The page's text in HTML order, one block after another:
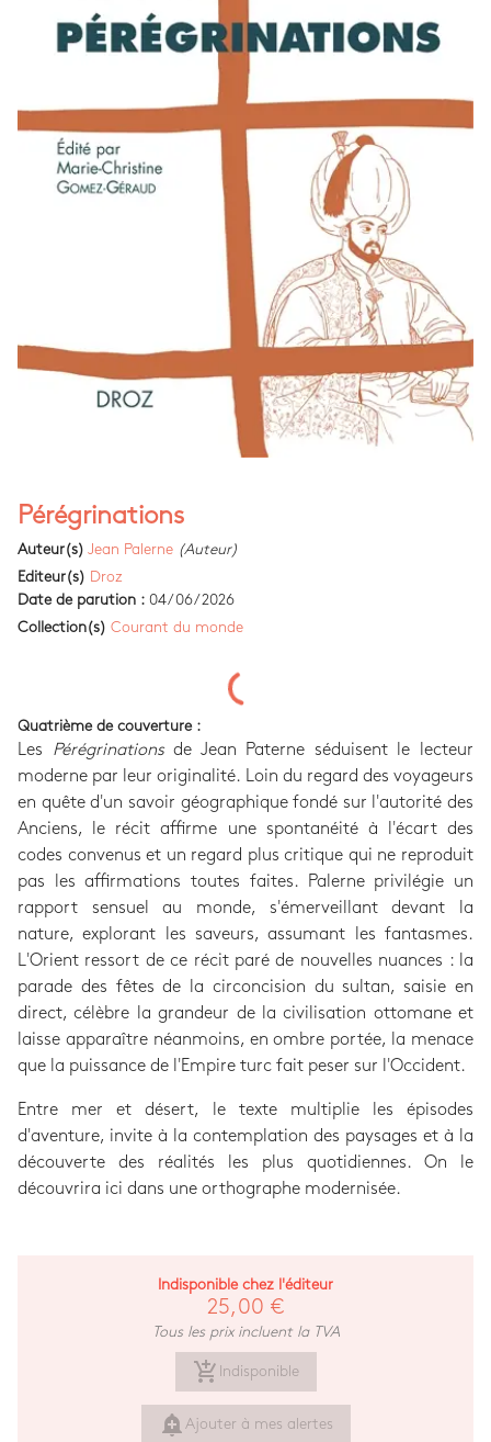
Pérégrinations
Auteur(s) Jean Palerne (Auteur)
Editeur(s) Droz
Date de parution : 04/06/2026
Collection(s) Courant du monde
Quatrième de couverture :
Les Pérégrinationsde Jean Paterne séduisent le lecteur
moderne par leur originalité. Loin du regard des voyageurs
en quête d'un savoir géographique fondé sur l'autorité des
Anciens, le récit affirme une spontanéité à l'écart des
codes convenus et un regard plus critique qui ne reproduit
pas les affirmations toutes faites. Palerne privilégie un
rapport sensuel au monde, s'émerveillant devant la
nature, explorant les saveurs, assumant les fantasmes.
L'Orient ressort de ce récit paré de nouvelles nuances : la
parade des fêtes de la circoncision du sultan, saisie en
direct, célèbre la grandeur de la civilisation ottomane et
laisse apparaître néanmoins, en ombre portée, la menace
que la puissance de l'Empire turc fait peser sur l'Occident.
Entre mer et désert, le texte multiplie les épisodes
d'aventure, invite à la contemplation des paysages et à la
découverte des réalités les plus quotidiennes. On le
découvrira ici dans une orthographe modernisée.
Indisponible chez l'éditeur
25,00 €
Tous les prix incluent la TVA
add_shopping_cart Indisponible
add_alert Ajouter à mes alertes